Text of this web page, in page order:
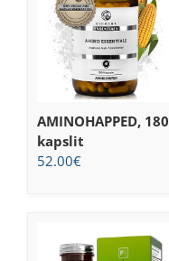
AMINOHAPPED, 180
kapslit
52.00€